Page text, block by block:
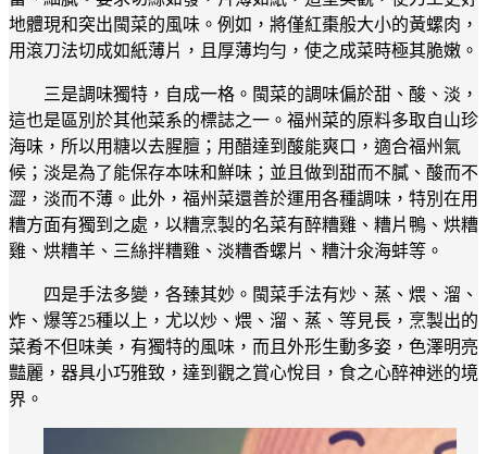
地體現和突出閩菜的風味。例如，將僅紅棗般大小的黃螺肉，
用滾刀法切成如紙薄片，且厚薄均勻，使之成菜時極其脆嫩。
三是調味獨特，自成一格。閩菜的調味偏於甜、酸、淡，
這也是區別於其他菜系的標誌之一。福州菜的原料多取自山珍
海味，所以用糖以去腥膻；用醋達到酸能爽口，適合福州氣
候；淡是為了能保存本味和鮮味；並且做到甜而不膩、酸而不
澀，淡而不薄。此外，福州菜還善於運用各種調味，特別在用
糟方面有獨到之處，以糟烹製的名菜有醉糟雞、糟片鴨、烘糟
雞、烘糟羊、三絲拌糟雞、淡糟香螺片、糟汁氽海蚌等。
四是手法多變，各臻其妙。閩菜手法有炒、蒸、煨、溜、
炸、爆等25種以上，尤以炒、煨、溜、蒸、等見長，烹製出的
菜肴不但味美，有獨特的風味，而且外形生動多姿，色澤明亮
豔麗，器具小巧雅致，達到觀之賞心悅目，食之心醉神迷的境
界。